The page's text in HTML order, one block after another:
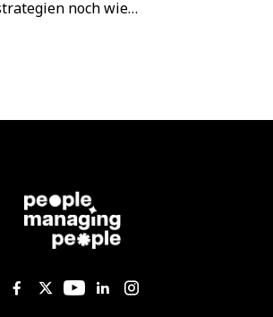
noch wie…
Like us on Facebook
Follow us on Twitter
Follow us on
Add us on
Follow us on